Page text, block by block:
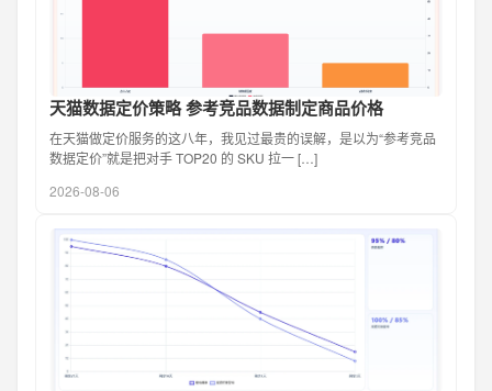
天猫数据定价策略 参考竞品数据制定商品价格
在天猫做定价服务的这八年，我见过最贵的误解，是以为“参考竞品
数据定价”就是把对手 TOP20 的 SKU 拉一 […]
2026-08-06